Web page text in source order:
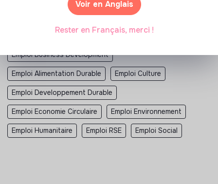
Stage Business Development
Alternance Business Development
Emploi Business Development
Emploi Alimentation Durable Emploi Culture
Emploi Developpement Durable
Emploi Economie Circulaire Emploi Environnement
Emploi Humanitaire Emploi RSE Emploi Social
Voir en Anglais
Rester en Français, merci !